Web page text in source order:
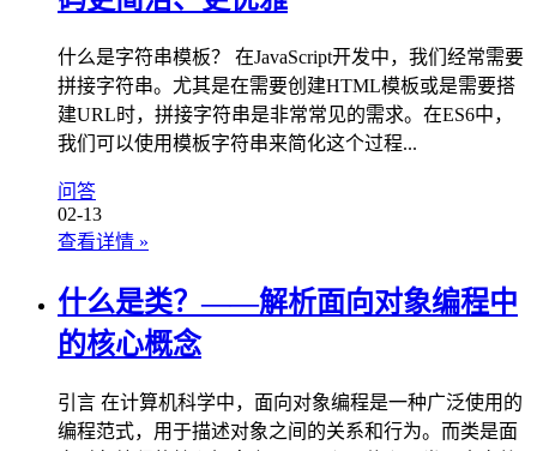
什么是字符串模板？ 在JavaScript开发中，我们经常需要
拼接字符串。尤其是在需要创建HTML模板或是需要搭
建URL时，拼接字符串是非常常见的需求。在ES6中，
我们可以使用模板字符串来简化这个过程...
问答
02-13
查看详情 »
什么是类？——解析面向对象编程中
的核心概念
引言 在计算机科学中，面向对象编程是一种广泛使用的
编程范式，用于描述对象之间的关系和行为。而类是面